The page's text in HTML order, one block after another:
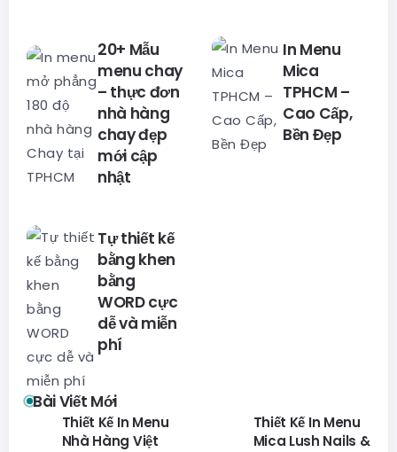
20+ Mẫu
menu chay
– thực đơn
nhà hàng
chay đẹp
mới cập
nhật
In Menu
Mica
TPHCM –
Cao Cấp,
Bền Đẹp
Tự thiết kế
bằng khen
bằng
WORD cực
dễ và miễn
phí
Bài Viết Mới
Thiết Kế In Menu
Nhà Hàng Việt
Thiết Kế In Menu
Mica Lush Nails &